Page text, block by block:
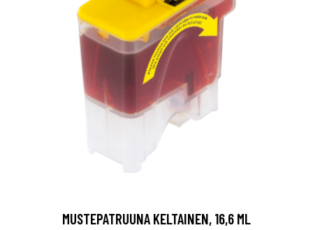
MUSTEPATRUUNA KELTAINEN, 16,6 ML